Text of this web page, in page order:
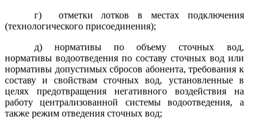
г) отметки лотков в местах подключения
(технологического присоединения);
д) нормативы по объему сточных вод,
нормативы водоотведения по составу сточных вод или
нормативы допустимых сбросов абонента, требования к
составу и свойствам сточных вод, установленные в
целях предотвращения негативного воздействия на
работу централизованной системы водоотведения, а
также режим отведения сточных вод;